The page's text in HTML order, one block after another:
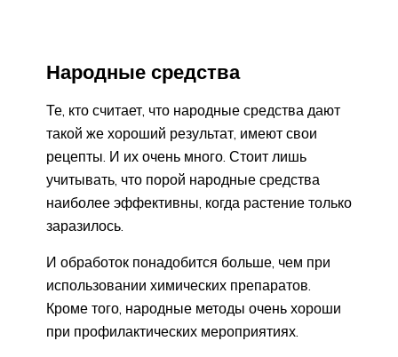
Народные средства
Те, кто считает, что народные средства дают
такой же хороший результат, имеют свои
рецепты. И их очень много. Стоит лишь
учитывать, что порой народные средства
наиболее эффективны, когда растение только
заразилось.
И обработок понадобится больше, чем при
использовании химических препаратов.
Кроме того, народные методы очень хороши
при профилактических мероприятиях.